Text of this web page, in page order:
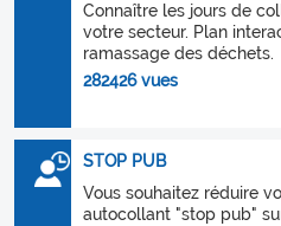
Connaître les jours de
votre secteur. Plan
ramassage des déchets.
282426 vues
STOP PUB
Vous souhaitez réduire
autocollant "stop pub"